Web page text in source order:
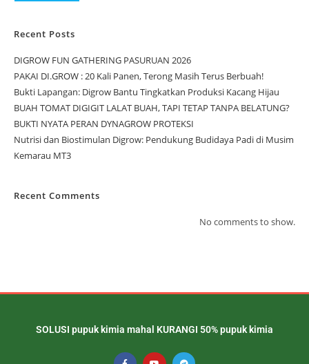
Recent Posts
DIGROW FUN GATHERING PASURUAN 2026
PAKAI DI.GROW : 20 Kali Panen, Terong Masih Terus Berbuah!
Bukti Lapangan: Digrow Bantu Tingkatkan Produksi Kacang Hijau
BUAH TOMAT DIGIGIT LALAT BUAH, TAPI TETAP TANPA BELATUNG?
BUKTI NYATA PERAN DYNAGROW PROTEKSI
Nutrisi dan Biostimulan Digrow: Pendukung Budidaya Padi di Musim
Kemarau MT3
Recent Comments
No comments to show.
SOLUSI pupuk kimia mahal KURANGI 50% pupuk kimia